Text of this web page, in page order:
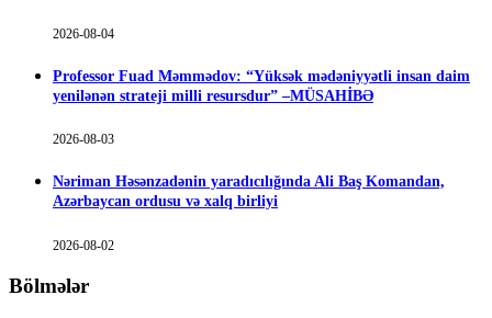
2026-08-04
Professor Fuad Məmmədov: “Yüksək mədəniyyətli insan daim
yenilənən strateji milli resursdur” –MÜSAHİBƏ
2026-08-03
Nəriman Həsənzadənin yaradıcılığında Ali Baş Komandan,
Azərbaycan ordusu və xalq birliyi
2026-08-02
Bölmələr